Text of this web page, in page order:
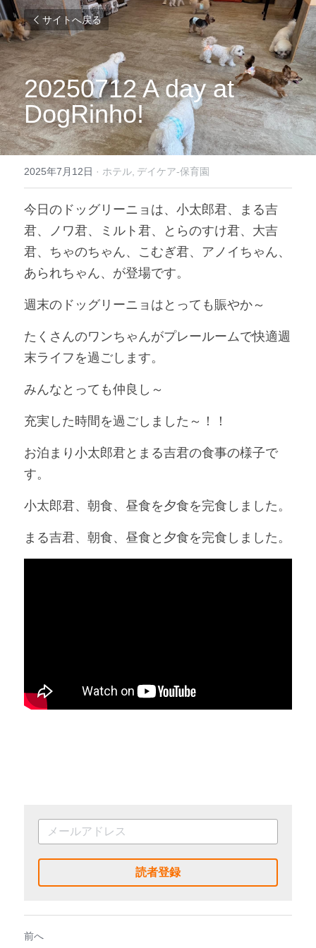
サイトへ戻る
20250712 A day at
DogRinho!
2025年7月12日 · ホテル, デイケア-保育園
今日のドッグリーニョは、小太郎君、まる吉
君、ノワ君、ミルト君、とらのすけ君、大吉
君、ちゃのちゃん、こむぎ君、アノイちゃん、
あられちゃん、が登場です。
週末のドッグリーニョはとっても賑やか～
たくさんのワンちゃんがプレールームで快適週
末ライフを過ごします。
みんなとっても仲良し～
充実した時間を過ごしました～！！
お泊まり小太郎君とまる吉君の食事の様子で
す。
小太郎君、朝食、昼食を夕食を完食しました。
まる吉君、朝食、昼食と夕食を完食しました。
読者登録
前へ